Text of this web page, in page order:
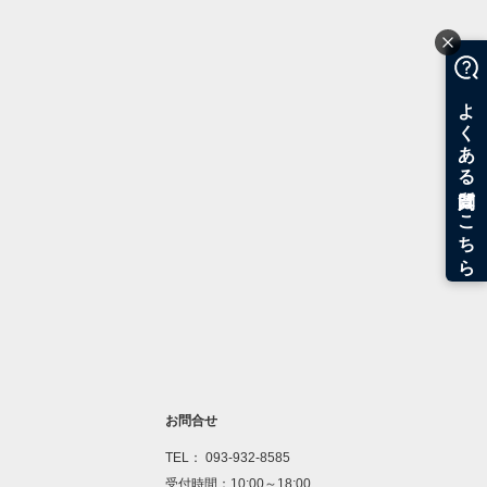
お問合せ
TEL： 093-932-8585
受付時間：10:00～18:00